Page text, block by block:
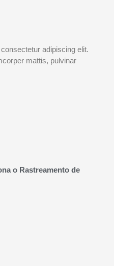
adipiscing elit.
mattis, pulvinar
o Rastreamento de